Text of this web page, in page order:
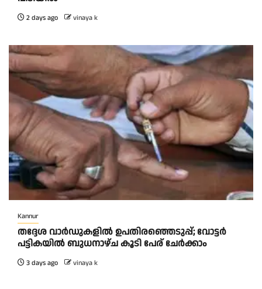
2 days ago vinaya k
Kannur
തദ്ദേശ വാർഡുകളിൽ ഉപതിരഞ്ഞെടുപ്പ്; വോട്ടർ
പട്ടികയിൽ ബുധനാഴ്ച കൂടി പേര് ചേർക്കാം
3 days ago vinaya k